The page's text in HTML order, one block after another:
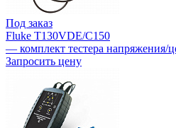
Под заказ
Fluke T130VDE/C150
— комплект тестера напряжения/
Запросить цену